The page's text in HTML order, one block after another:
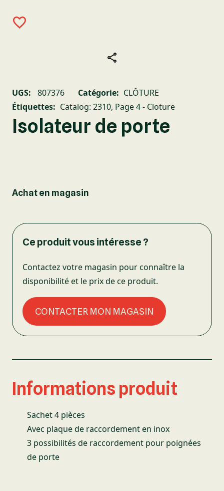
UGS: 807376 Catégorie: CLÔTURE
Étiquettes: Catalog: 2310, Page 4 - Cloture
Isolateur de porte
Achat en magasin
Ce produit vous intéresse ?
Contactez votre magasin pour connaître la
disponibilité et le prix de ce produit.
CONTACTER MON MAGASIN
Informations produit
Sachet 4 pièces
Avec plaque de raccordement en inox
3 possibilités de raccordement pour poignées
de porte